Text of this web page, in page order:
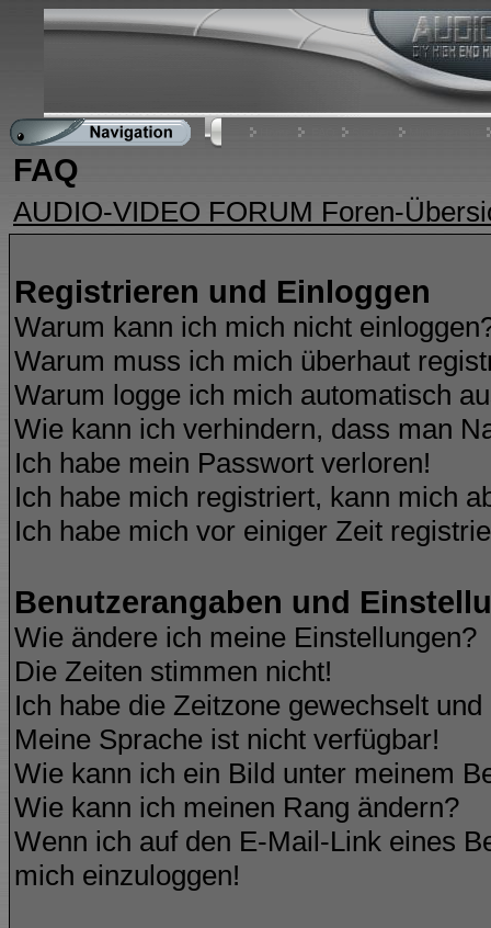
FAQ
AUDIO-VIDEO FORUM Foren-
Registrieren und Einloggen
Warum kann ich mich nicht
Warum muss ich mich überhaut
Warum logge ich mich automatisch
Wie kann ich verhindern, dass man
Ich habe mein Passwort verloren!
Ich habe mich registriert, kann mich
Ich habe mich vor einiger Zeit
Benutzerangaben und
Wie ändere ich meine Einstellungen?
Die Zeiten stimmen nicht!
Ich habe die Zeitzone gewechselt
Meine Sprache ist nicht verfügbar!
Wie kann ich ein Bild unter meinem
Wie kann ich meinen Rang ändern?
Wenn ich auf den E-Mail-Link eines
mich einzuloggen!